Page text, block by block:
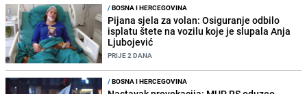
/BOSNA I HERCEGOVINA
Pijana sjela za volan: Osiguranje odbilo
isplatu štete na vozilu koje je slupala Anja
Ljubojević
PRIJE 2 DANA
/BOSNA I HERCEGOVINA